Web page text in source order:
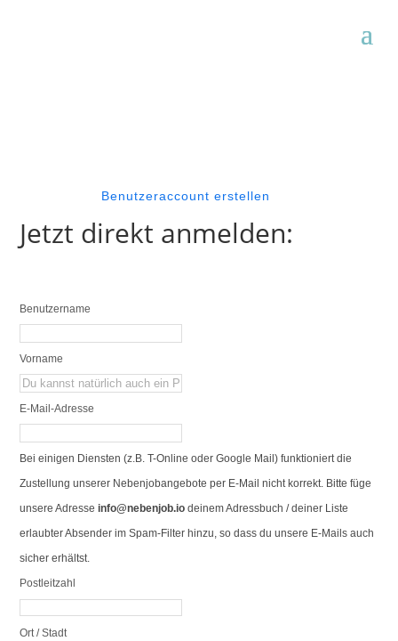
Benutzeraccount erstellen
Jetzt direkt anmelden:
Benutzername
Vorname
E-Mail-Adresse
Bei einigen Diensten (z.B. T-Online oder Google Mail) funktioniert die
Zustellung unserer Nebenjobangebote per E-Mail nicht korrekt. Bitte füge
unsere Adresse info@nebenjob.io deinem Adressbuch / deiner Liste
erlaubter Absender im Spam-Filter hinzu, so dass du unsere E-Mails auch
sicher erhältst.
Postleitzahl
Ort / Stadt